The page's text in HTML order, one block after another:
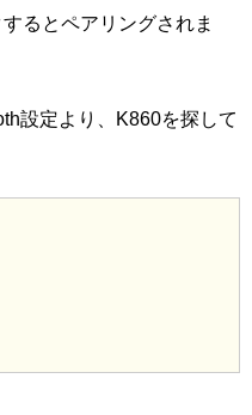
るとペアリングされま
設定より、K860を探して